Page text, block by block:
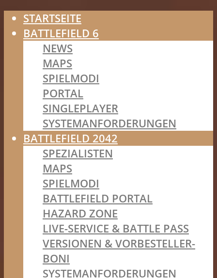
STARTSEITE
BATTLEFIELD 6
NEWS
MAPS
SPIELMODI
PORTAL
SINGLEPLAYER
SYSTEMANFORDERUNGEN
BATTLEFIELD 2042
SPEZIALISTEN
MAPS
SPIELMODI
BATTLEFIELD PORTAL
HAZARD ZONE
LIVE-SERVICE & BATTLE PASS
VERSIONEN & VORBESTELLER-
BONI
SYSTEMANFORDERUNGEN